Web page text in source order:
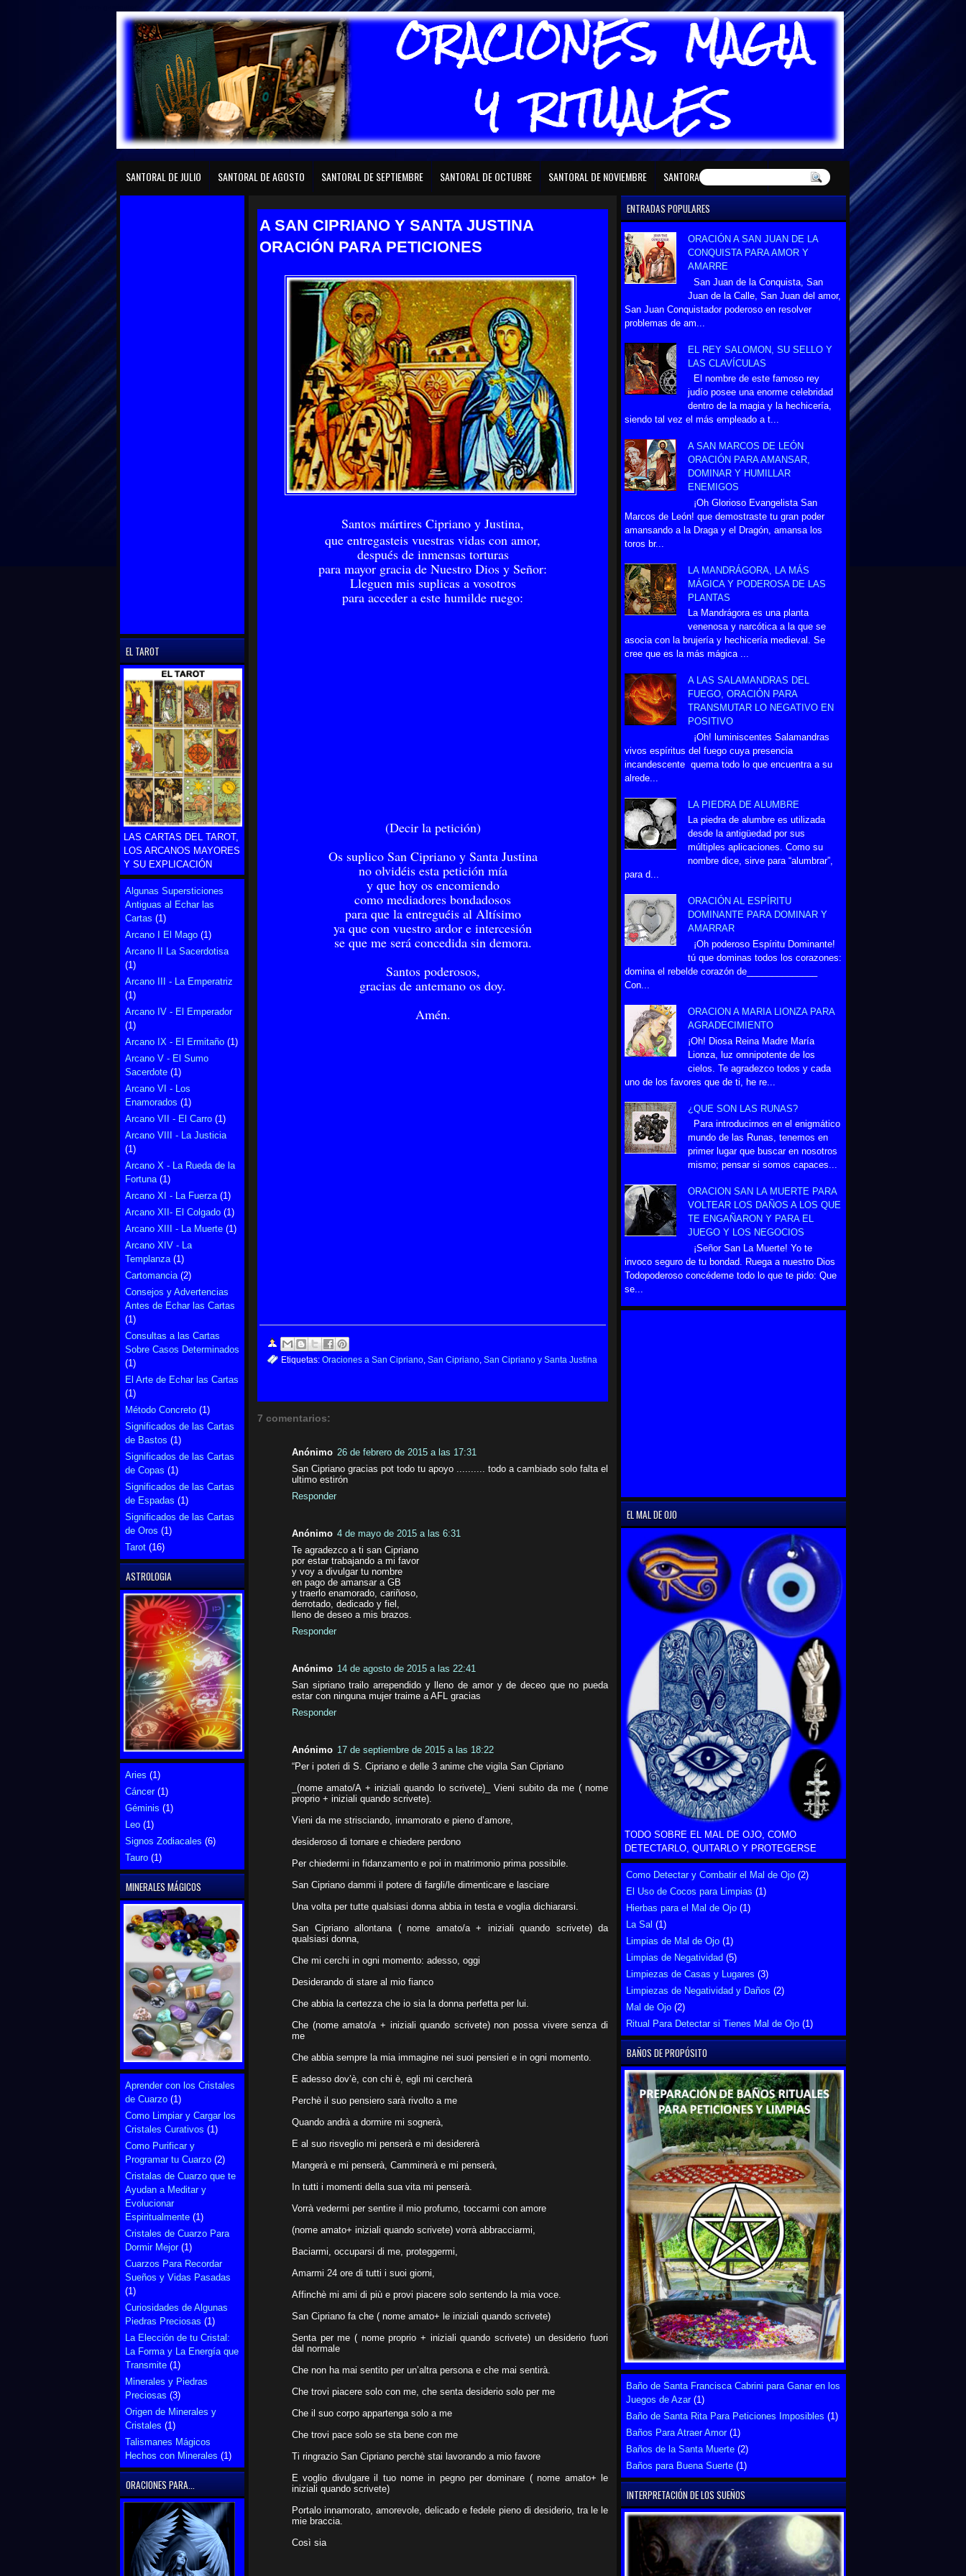
Página principal SANTORAL DE ENERO SANTORAL DE FEBRERO SANTORAL DE MARZO SANTORAL DE ABRIL SANTORAL DE MAYO SANTORAL DE JUNIO
SANTORAL DE JULIO SANTORAL DE AGOSTO SANTORAL DE SEPTIEMBRE SANTORAL DE OCTUBRE SANTORAL DE NOVIEMBRE SANTORAL DE DICIEMBRE
ENTRADAS POPULARES
ORACIÓN A SAN JUAN DE LA
CONQUISTA PARA AMOR Y
AMARRE
San Juan de la Conquista, San
Juan de la Calle, San Juan del amor,
San Juan Conquistador poderoso en resolver
problemas de am...
EL REY SALOMON, SU SELLO Y
LAS CLAVÍCULAS
El nombre de este famoso rey
judío posee una enorme celebridad
dentro de la magia y la hechicería,
siendo tal vez el más empleado a t...
A SAN MARCOS DE LEÓN
ORACIÓN PARA AMANSAR,
DOMINAR Y HUMILLAR
ENEMIGOS
¡Oh Glorioso Evangelista San
Marcos de León! que demostraste tu gran poder
amansando a la Draga y el Dragón, amansa los
toros br...
LA MANDRÁGORA, LA MÁS
MÁGICA Y PODEROSA DE LAS
PLANTAS
La Mandrágora es una planta
venenosa y narcótica a la que se
asocia con la brujería y hechicería medieval. Se
cree que es la más mágica ...
A LAS SALAMANDRAS DEL
FUEGO, ORACIÓN PARA
TRANSMUTAR LO NEGATIVO EN
POSITIVO
¡Oh! luminiscentes Salamandras
vivos espíritus del fuego cuya presencia
incandescente quema todo lo que encuentra a su
alrede...
LA PIEDRA DE ALUMBRE
La piedra de alumbre es utilizada
desde la antigüedad por sus
múltiples aplicaciones. Como su
nombre dice, sirve para “alumbrar”,
para d...
ORACIÓN AL ESPÍRITU
DOMINANTE PARA DOMINAR Y
AMARRAR
¡Oh poderoso Espíritu Dominante!
tú que dominas todos los corazones:
domina el rebelde corazón de______________
Con...
ORACION A MARIA LIONZA PARA
AGRADECIMIENTO
¡Oh! Diosa Reina Madre María
Lionza, luz omnipotente de los
cielos. Te agradezco todos y cada
uno de los favores que de ti, he re...
¿QUE SON LAS RUNAS?
Para introducirnos en el enigmático
mundo de las Runas, tenemos en
primer lugar que buscar en nosotros
mismo; pensar si somos capaces...
ORACION SAN LA MUERTE PARA
VOLTEAR LOS DAÑOS A LOS QUE
TE ENGAÑARON Y PARA EL
JUEGO Y LOS NEGOCIOS
¡Señor San La Muerte! Yo te
invoco seguro de tu bondad. Ruega a nuestro Dios
Todopoderoso concédeme todo lo que te pido: Que
se...
EL MAL DE OJO
TODO SOBRE EL MAL DE OJO, COMO
DETECTARLO, QUITARLO Y PROTEGERSE
Como Detectar y Combatir el Mal de Ojo (2)
El Uso de Cocos para Limpias (1)
Hierbas para el Mal de Ojo (1)
La Sal (1)
Limpias de Mal de Ojo (1)
Limpias de Negatividad (5)
Limpiezas de Casas y Lugares (3)
Limpiezas de Negatividad y Daños (2)
Mal de Ojo (2)
Ritual Para Detectar si Tienes Mal de Ojo (1)
BAÑOS DE PROPÓSITO
Baño de Santa Francisca Cabrini para Ganar en los
Juegos de Azar (1)
Baño de Santa Rita Para Peticiones Imposibles (1)
Baños Para Atraer Amor (1)
Baños de la Santa Muerte (2)
Baños para Buena Suerte (1)
INTERPRETACIÓN DE LOS SUEÑOS
A SAN CIPRIANO Y SANTA JUSTINA
ORACIÓN PARA PETICIONES
Santos mártires Cipriano y Justina,
que entregasteis vuestras vidas con amor,
después de inmensas torturas
para mayor gracia de Nuestro Dios y Señor:
Lleguen mis suplicas a vosotros
para acceder a este humilde ruego:
(Decir la petición)
Os suplico San Cipriano y Santa Justina
no olvidéis esta petición mía
y que hoy os encomiendo
como mediadores bondadosos
para que la entreguéis al Altísimo
ya que con vuestro ardor e intercesión
se que me será concedida sin demora.
Santos poderosos,
gracias de antemano os doy.
Amén.
Etiquetas: Oraciones a San Cipriano San Cipriano San Cipriano y Santa Justina
7 comentarios:
Anónimo 26 de febrero de 2015 a las 17:31
San Cipriano gracias pot todo tu apoyo .......... todo a cambiado solo falta el
ultimo estirón
Responder
Anónimo 4 de mayo de 2015 a las 6:31
Te agradezco a ti san Cipriano
por estar trabajando a mi favor
y voy a divulgar tu nombre
en pago de amansar a GB
y traerlo enamorado, cariñoso,
derrotado, dedicado y fiel,
lleno de deseo a mis brazos.
Responder
Anónimo 14 de agosto de 2015 a las 22:41
San sipriano trailo arrependido y lleno de amor y de deceo que no pueda
estar con ninguna mujer traime a AFL gracias
Responder
Anónimo 17 de septiembre de 2015 a las 18:22
“Per i poteri di S. Cipriano e delle 3 anime che vigila San Cipriano
_(nome amato/A + iniziali quando lo scrivete)_ Vieni subito da me ( nome
proprio + iniziali quando scrivete).
Vieni da me strisciando, innamorato e pieno d’amore,
desideroso di tornare e chiedere perdono
Per chiedermi in fidanzamento e poi in matrimonio prima possibile.
San Cipriano dammi il potere di fargli/le dimenticare e lasciare
Una volta per tutte qualsiasi donna abbia in testa e voglia dichiararsi.
San Cipriano allontana ( nome amato/a + iniziali quando scrivete) da
qualsiasi donna,
Che mi cerchi in ogni momento: adesso, oggi
Desiderando di stare al mio fianco
Che abbia la certezza che io sia la donna perfetta per lui.
Che (nome amato/a + iniziali quando scrivete) non possa vivere senza di
me
Che abbia sempre la mia immagine nei suoi pensieri e in ogni momento.
E adesso dov’è, con chi è, egli mi cercherà
Perchè il suo pensiero sarà rivolto a me
Quando andrà a dormire mi sognerà,
E al suo risveglio mi penserà e mi desidererà
Mangerà e mi penserà, Camminerà e mi penserà,
In tutti i momenti della sua vita mi penserà.
Vorrà vedermi per sentire il mio profumo, toccarmi con amore
(nome amato+ iniziali quando scrivete) vorrà abbracciarmi,
Baciarmi, occuparsi di me, proteggermi,
Amarmi 24 ore di tutti i suoi giorni,
Affinchè mi ami di più e provi piacere solo sentendo la mia voce.
San Cipriano fa che ( nome amato+ le iniziali quando scrivete)
Senta per me ( nome proprio + iniziali quando scrivete) un desiderio fuori
dal normale
Che non ha mai sentito per un’altra persona e che mai sentirà.
Che trovi piacere solo con me, che senta desiderio solo per me
Che il suo corpo appartenga solo a me
Che trovi pace solo se sta bene con me
Ti ringrazio San Cipriano perchè stai lavorando a mio favore
E voglio divulgare il tuo nome in pegno per dominare ( nome amato+ le
iniziali quando scrivete)
Portalo innamorato, amorevole, delicado e fedele pieno di desiderio, tra le le
mie braccia.
Così sia
EL TAROT
LAS CARTAS DEL TAROT,
LOS ARCANOS MAYORES
Y SU EXPLICACIÓN
Algunas Supersticiones
Antiguas al Echar las
Cartas (1)
Arcano I El Mago (1)
Arcano II La Sacerdotisa
(1)
Arcano III - La Emperatriz
(1)
Arcano IV - El Emperador
(1)
Arcano IX - El Ermitaño (1)
Arcano V - El Sumo
Sacerdote (1)
Arcano VI - Los
Enamorados (1)
Arcano VII - El Carro (1)
Arcano VIII - La Justicia
(1)
Arcano X - La Rueda de la
Fortuna (1)
Arcano XI - La Fuerza (1)
Arcano XII- El Colgado (1)
Arcano XIII - La Muerte (1)
Arcano XIV - La
Templanza (1)
Cartomancia (2)
Consejos y Advertencias
Antes de Echar las Cartas
(1)
Consultas a las Cartas
Sobre Casos Determinados
(1)
El Arte de Echar las Cartas
(1)
Método Concreto (1)
Significados de las Cartas
de Bastos (1)
Significados de las Cartas
de Copas (1)
Significados de las Cartas
de Espadas (1)
Significados de las Cartas
de Oros (1)
Tarot (16)
ASTROLOGIA
Aries (1)
Cáncer (1)
Géminis (1)
Leo (1)
Signos Zodiacales (6)
Tauro (1)
MINERALES MÁGICOS
Aprender con los Cristales
de Cuarzo (1)
Como Limpiar y Cargar los
Cristales Curativos (1)
Como Purificar y
Programar tu Cuarzo (2)
Cristalas de Cuarzo que te
Ayudan a Meditar y
Evolucionar
Espiritualmente (1)
Cristales de Cuarzo Para
Dormir Mejor (1)
Cuarzos Para Recordar
Sueños y Vidas Pasadas
(1)
Curiosidades de Algunas
Piedras Preciosas (1)
La Elección de tu Cristal:
La Forma y La Energía que
Transmite (1)
Minerales y Piedras
Preciosas (3)
Origen de Minerales y
Cristales (1)
Talismanes Mágicos
Hechos con Minerales (1)
ORACIONES PARA...